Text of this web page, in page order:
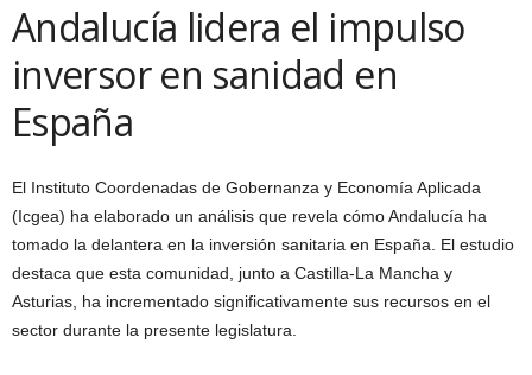
Andalucía lidera el impulso
inversor en sanidad en
España
El Instituto Coordenadas de Gobernanza y Economía Aplicada
(Icgea) ha elaborado un análisis que revela cómo Andalucía ha
tomado la delantera en la inversión sanitaria en España. El estudio
destaca que esta comunidad, junto a Castilla-La Mancha y
Asturias, ha incrementado significativamente sus recursos en el
sector durante la presente legislatura.